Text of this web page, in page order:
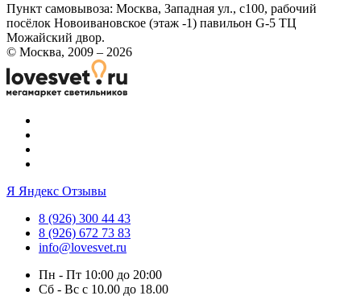
Пункт самовывоза: Москва, Западная ул., с100, рабочий
посёлок Новоивановское (этаж -1) павильон G-5 ТЦ
Можайский двор.
© Москва, 2009 – 2026
Я Яндекс Отзывы
8 (926) 300 44 43
8 (926) 672 73 83
info@lovesvet.ru
Пн - Пт 10:00 до 20:00
Сб - Вс с 10.00 до 18.00